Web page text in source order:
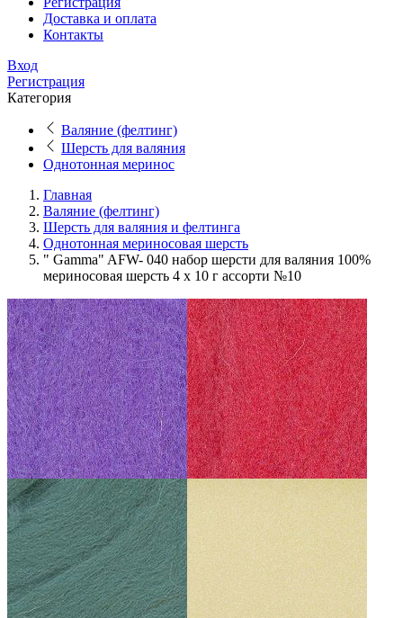
Доставка и оплата
Контакты
Вход
Регистрация
Категория
Валяние (фелтинг)
Шерсть для валяния
Однотонная меринос
Главная
Валяние (фелтинг)
Шерсть для валяния и фелтинга
Однотонная мериносовая шерсть
" Gamma" AFW- 040 набор шерсти для валяния 100%
мериносовая шерсть 4 х 10 г ассорти №10